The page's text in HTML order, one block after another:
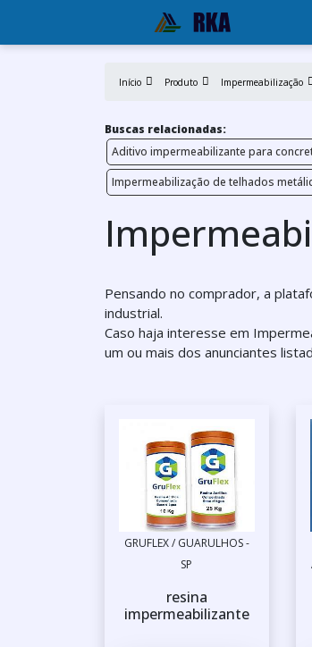
Início Produto Impermeabilização
Buscas relacionadas:
Aditivo impermeabilizante para
Impermeabilização de telhados
Pensando no comprador, a
industrial.
Caso haja interesse em
um ou mais dos anunciantes
GRUFLEX / GUARULHOS -
SP
resina
impermeabilizante